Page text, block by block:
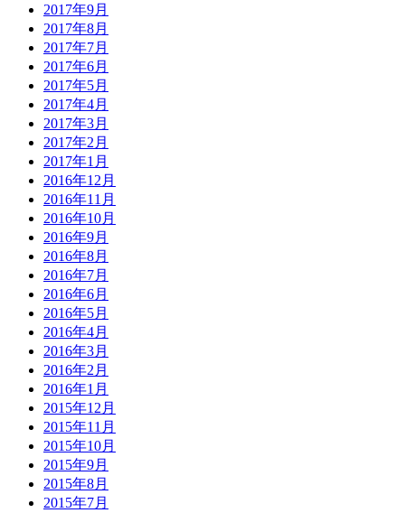
2017年9月
2017年8月
2017年7月
2017年6月
2017年5月
2017年4月
2017年3月
2017年2月
2017年1月
2016年12月
2016年11月
2016年10月
2016年9月
2016年8月
2016年7月
2016年6月
2016年5月
2016年4月
2016年3月
2016年2月
2016年1月
2015年12月
2015年11月
2015年10月
2015年9月
2015年8月
2015年7月